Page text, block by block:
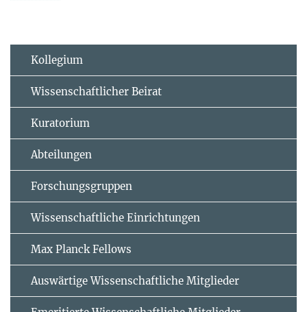
Kollegium
Wissenschaftlicher Beirat
Kuratorium
Abteilungen
Forschungsgruppen
Wissenschaftliche Einrichtungen
Max Planck Fellows
Auswärtige Wissenschaftliche Mitglieder